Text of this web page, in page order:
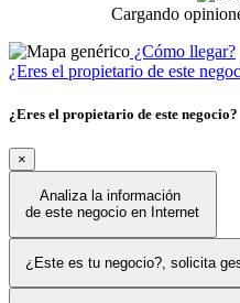
Cargando
¿Cómo llegar?
¿Eres el propietario de este
¿Eres el propietario de este negocio?
×
Analiza la información
de este negocio en Internet
¿Este es tu negocio?, solicita